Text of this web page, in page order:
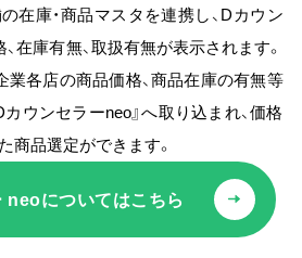
在庫・商品マスタを連携し、Dカウン
在庫有無、取扱有無が表示されます。
業各店の商品価格、商品在庫の有無等
ウンセラーneo』へ取り込まれ、価格
商品選定ができます。
neoについてはこちら